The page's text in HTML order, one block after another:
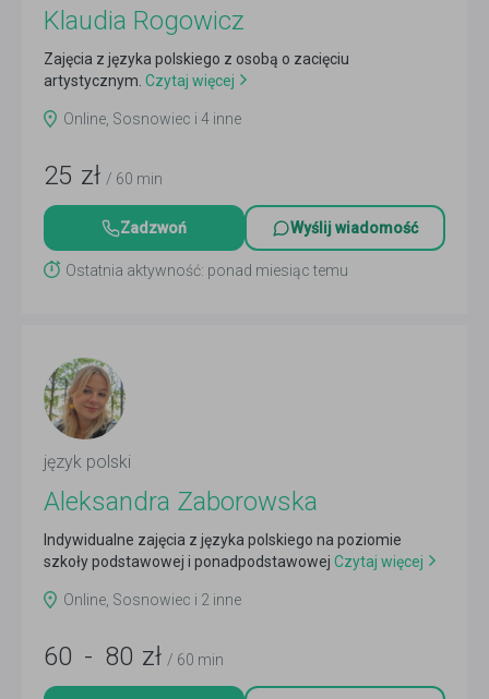
Klaudia Rogowicz
Zajęcia z języka polskiego z osobą o zacięciu
artystycznym. Czytaj więcej
Online, Sosnowiec i 4 inne
25 zł / 60 min
Zadzwoń Wyślij wiadomość
Ostatnia aktywność: ponad miesiąc temu
język polski
Aleksandra Zaborowska
Indywidualne zajęcia z języka polskiego na poziomie
szkoły podstawowej i ponadpodstawowej Czytaj więcej
Online, Sosnowiec i 2 inne
60 - 80 zł / 60 min